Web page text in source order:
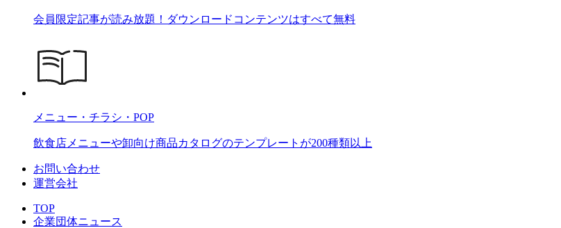
会員限定記事が読み放題！ダウンロードコンテンツはすべて無料
メニュー・チラシ・POP
飲食店メニューや卸向け商品カタログのテンプレートが200種類以上
お問い合わせ
運営会社
TOP
企業団体ニュース